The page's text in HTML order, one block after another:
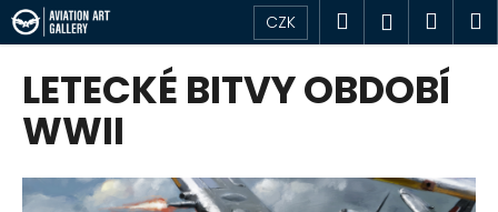
Přejít
na
obsah
CZK Hledat
košík
LETECKÉ BITVY OBDOBÍ
WWII
K
o
C
o
p